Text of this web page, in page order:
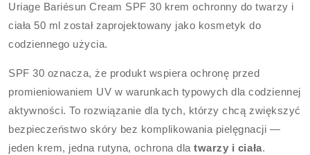
Uriage Bariésun Cream SPF 30 krem ochronny do twarzy i
ciała 50 ml został zaprojektowany jako kosmetyk do
codziennego użycia.
SPF 30 oznacza, że produkt wspiera ochronę przed
promieniowaniem UV w warunkach typowych dla codziennej
aktywności. To rozwiązanie dla tych, którzy chcą zwiększyć
bezpieczeństwo skóry bez komplikowania pielęgnacji —
jeden krem, jedna rutyna, ochrona dlatwarzy i ciała.